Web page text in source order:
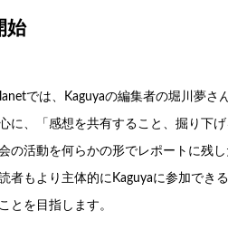
始
では、Kaguyaの編集者の堀川夢
に、「感想を共有すること、掘り下
の活動を何らかの形でレポートに残
者もより主体的にKaguyaに参加でき
とを目指します。